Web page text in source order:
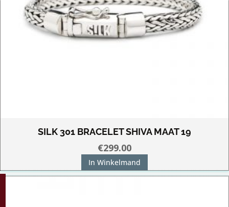
SILK 301 BRACELET SHIVA MAAT 19
€299.00
In Winkelmand